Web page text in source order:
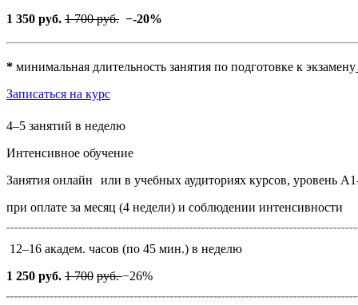
1 350 руб. 1 700 руб. −-20%
* минимальная длительность занятия по подготовке к экзамену
Записаться на курс
4–5 занятий в неделю
Интенсивное обучение
Занятия онлайн
или в учебных аудиториях курсов, уровень
при оплате за месяц (4 недели) и соблюдении интенсивности
12–16 академ. часов (по 45 мин.) в неделю
1 250 руб. 1 700 руб.−26%